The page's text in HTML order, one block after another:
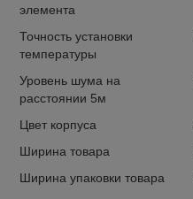
элемента
Точность установки
температуры
Уровень шума на
расстоянии 5м
Цвет корпуса
Ширина товара
Ширина упаковки товара